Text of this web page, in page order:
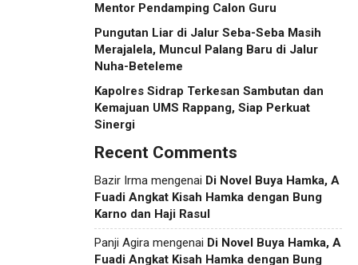
Mentor Pendamping Calon Guru
Pungutan Liar di Jalur Seba-Seba Masih
Merajalela, Muncul Palang Baru di Jalur
Nuha-Beteleme
Kapolres Sidrap Terkesan Sambutan dan
Kemajuan UMS Rappang, Siap Perkuat
Sinergi
Recent Comments
Bazir Irma mengenai Di Novel Buya Hamka, A
Fuadi Angkat Kisah Hamka dengan Bung
Karno dan Haji Rasul
Panji Agira mengenai Di Novel Buya Hamka, A
Fuadi Angkat Kisah Hamka dengan Bung